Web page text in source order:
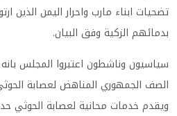
تضحيات ابناء مارب واحرار اليمن
بدمائهم الزكية وفق البيان.
سياسيون وناشطون اعتبروا المجلس
الصف الجمهوري المناهض لعصابة
ويقدم خدمات محانية لعصابة الحوثي